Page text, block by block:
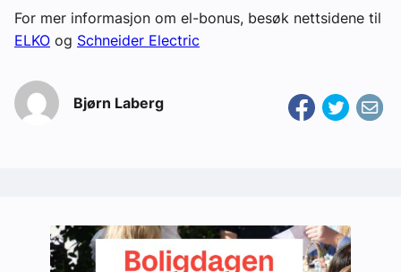
For mer informasjon om el-bonus, besøk nettsidene til
ELKO og Schneider Electric
Bjørn Laberg